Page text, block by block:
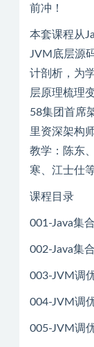
前冲！
本套课程从
JVM底层源
计剖析，为
层原理梳理
58集团首席
里资深架构
教学：陈东
寒、江士仕
课程目录
001-Java集
002-Java集
003-JVM调
004-JVM调
005-JVM调